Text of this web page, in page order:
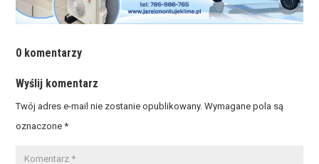
0 komentarzy
Wyślij komentarz
Twój adres e-mail nie zostanie opublikowany. Wymagane pola są
oznaczone*